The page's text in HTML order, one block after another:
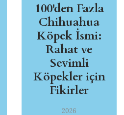
100'den Fazla
Chihuahua
Köpek İsmi:
Rahat ve
Sevimli
Köpekler için
Fikirler
2026